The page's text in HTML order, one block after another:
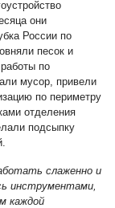
они
России по
песок и
по
мусор, привели
по периметру
отделения
подсыпку
слаженно и
инструментами,
каждой